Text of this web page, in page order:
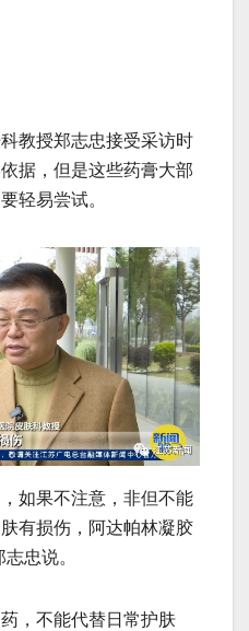
教授郑志忠接受采访时
据，但是这些药膏大部
轻易尝试。
如果不注意，非但不能
有损伤，阿达帕林凝胶
忠说。
，不能代替日常护肤